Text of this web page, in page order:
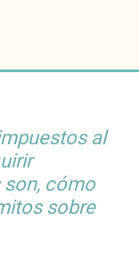
al
son, cómo
sobre